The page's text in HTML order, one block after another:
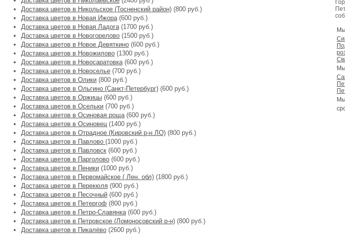
Доставка цветов в Никольское (Тосненский район) (800 руб.)
Доставка цветов в Новая Ижора(600 руб.)
Доставка цветов в Новая Ладога(1700 руб.)
Доставка цветов в Новогорелово (1500 руб.)
Доставка цветов в Новое Девяткино (600 руб.)
Доставка цветов в Новожилово (1300 руб.)
Доставка цветов в Новосаратовка(600 руб.)
Доставка цветов в Новоселье (700 руб.)
Доставка цветов в Олики (800 руб.)
Доставка цветов в Ольгино (Санкт-Петербург) (600 руб.)
Доставка цветов в Оржицы (600 руб.)
Доставка цветов в Осельки (700 руб.)
Доставка цветов в Осиновая роща(600 руб.)
Доставка цветов в Осиновец (1400 руб.)
Доставка цветов в Отрадное (Кировский р-н ЛО) (800 руб.)
Доставка цветов в Павлово (1000 руб.)
Доставка цветов в Павловск (600 руб.)
Доставка цветов в Парголово (600 руб.)
Доставка цветов в Пеники (1000 руб.)
Доставка цветов в Первомайское ( Лен. обл) (1800 руб.)
Доставка цветов в Перекюля (900 руб.)
Доставка цветов в Песочный (600 руб.)
Доставка цветов в Петергоф (800 руб.)
Доставка цветов в Петро-Славянка(600 руб.)
Доставка цветов в Петровское (Ломоносовский р-н) (800 руб.)
Доставка цветов в Пикалёво (2600 руб.)